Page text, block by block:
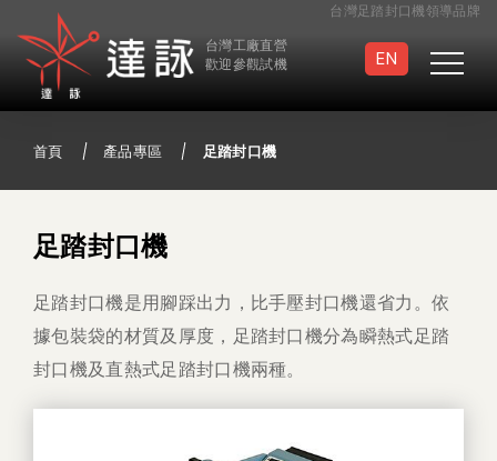
台灣工廠直營
歡迎參觀試機
台灣足踏封口機領導品牌
真空封口機
連續封口機 手壓/手提封口機
EN
首頁 產品專區 足踏封口機
足踏封口機
足踏封口機是用腳踩出力，比手壓封口機還省力。依
據包裝袋的材質及厚度，足踏封口機分為瞬熱式足踏
封口機及直熱式足踏封口機兩種。